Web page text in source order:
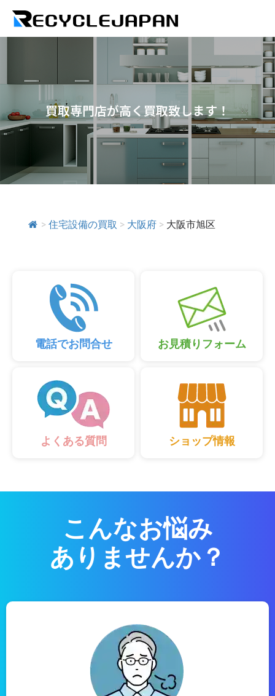
買取専門店が高く買取致します！
> 住宅設備の買取 > 大阪府 > 大阪市旭区
電話でお問合せ お見積りフォーム
よくある質問 ショップ情報
こんなお悩み
ありませんか？